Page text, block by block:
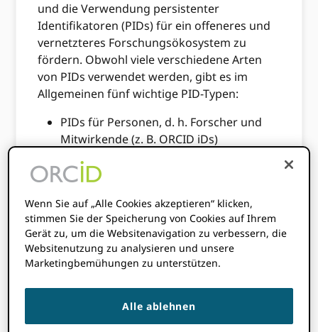
und die Verwendung persistenter
Identifikatoren (PIDs) für ein offeneres und
vernetzteres Forschungsökosystem zu
fördern. Obwohl viele verschiedene Arten
von PIDs verwendet werden, gibt es im
Allgemeinen fünf wichtige PID-Typen:
PIDs für Personen, d. h. Forscher und
Mitwirkende (z. B. ORCID iDs)
PIDs für digitale Objekte wie
Publikationen (z. B. DOIs)
PIDs für Forschungsaktivitäten (z. B.
RAiDs),
PIDs für Zuschüsse und Förderpreise (z.
B. Grant-DOIs) und
In diesem Beitrag besprechen wir, was ROR
Wenn Sie auf „Alle Cookies akzeptieren“ klicken,
stimmen Sie der Speicherung von Cookies auf Ihrem
Gerät zu, um die Websitenavigation zu verbessern, die
Websitenutzung zu analysieren und unsere
Marketingbemühungen zu unterstützen.
Alle ablehnen